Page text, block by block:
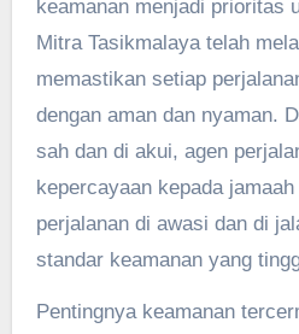
keamanan menjadi prioritas
Mitra Tasikmalaya telah
memastikan setiap
dengan aman dan nyaman.
sah dan di akui, agen
kepercayaan kepada
perjalanan di awasi dan di
standar keamanan yang
Pentingnya keamanan